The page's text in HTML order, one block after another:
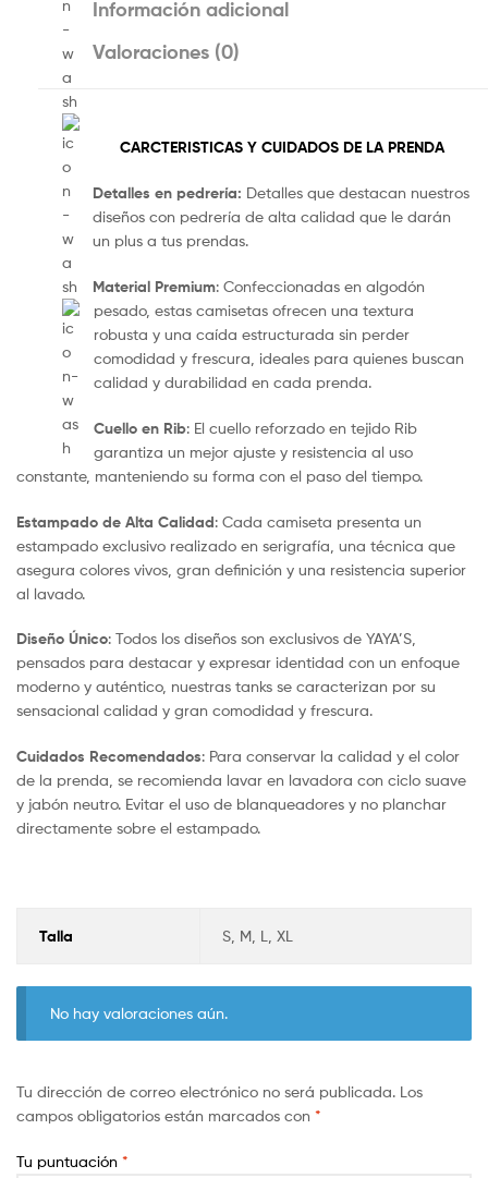
Información adicional
Valoraciones (0)
CARCTERISTICAS Y CUIDADOS DE LA PRENDA
Detalles en pedrería: Detalles que destacan nuestros
diseños con pedrería de alta calidad que le darán
un plus a tus prendas.
Material Premium: Confeccionadas en algodón
pesado, estas camisetas ofrecen una textura
robusta y una caída estructurada sin perder
comodidad y frescura, ideales para quienes buscan
calidad y durabilidad en cada prenda.
Cuello en Rib: El cuello reforzado en tejido Rib
garantiza un mejor ajuste y resistencia al uso
constante, manteniendo su forma con el paso del tiempo.
Estampado de Alta Calidad: Cada camiseta presenta un
estampado exclusivo realizado en serigrafía, una técnica que
asegura colores vivos, gran definición y una resistencia superior
al lavado.
Diseño Único: Todos los diseños son exclusivos de YAYA’S,
pensados para destacar y expresar identidad con un enfoque
moderno y auténtico, nuestras tanks se caracterizan por su
sensacional calidad y gran comodidad y frescura.
Cuidados Recomendados: Para conservar la calidad y el color
de la prenda, se recomienda lavar en lavadora con ciclo suave
y jabón neutro. Evitar el uso de blanqueadores y no planchar
directamente sobre el estampado.
Talla S, M, L, XL
No hay valoraciones aún.
Tu dirección de correo electrónico no será publicada. Los
campos obligatorios están marcados con *
Tu puntuación *